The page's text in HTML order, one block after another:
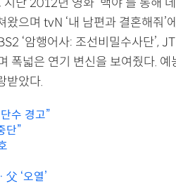
으며 tvN ‘내 남편과 결혼해줘’
‘암행어사: 조선비밀수사단’,
폭넓은 연기 변신을 보여줬다. 예
받았다.
수 경고”
단”
‘오열’